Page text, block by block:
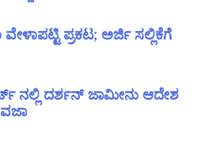
ವೇಳಾಪಟ್ಟಿ ಪ್ರಕಟ; ಅರ್ಜಿ ಸಲ್ಲಿಕೆಗೆ
ನಲ್ಲಿ ದರ್ಶನ್ ಜಾಮೀನು ಆದೇಶ